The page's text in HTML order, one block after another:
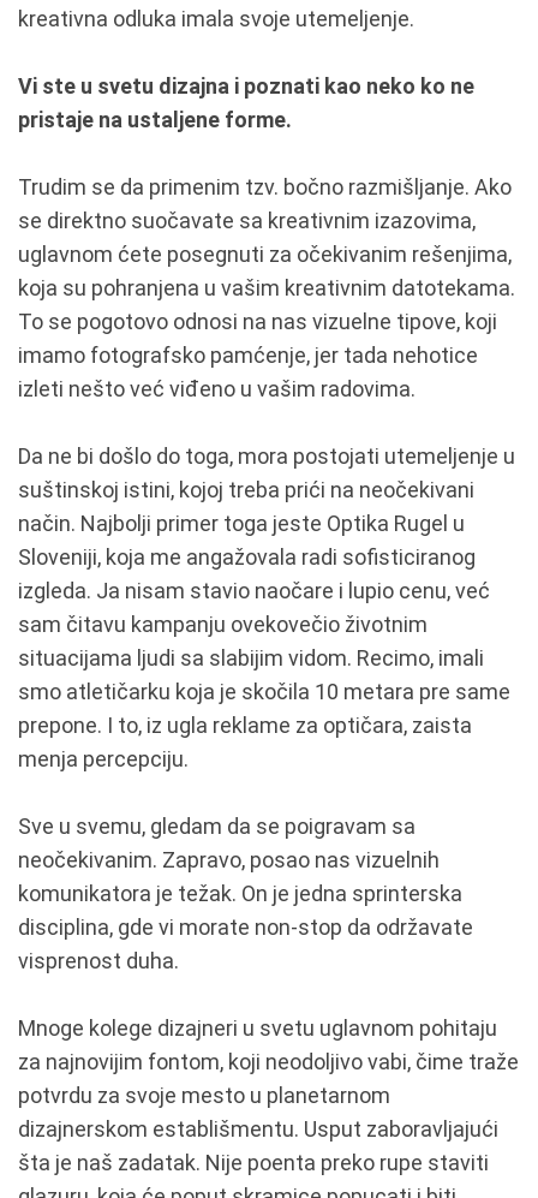
kreativna odluka imala svoje utemeljenje.
Vi ste u svetu dizajna i poznati kao neko ko ne
pristaje na ustaljene forme.
Trudim se da primenim tzv. bočno razmišljanje. Ako
se direktno suočavate sa kreativnim izazovima,
uglavnom ćete posegnuti za očekivanim rešenjima,
koja su pohranjena u vašim kreativnim datotekama.
To se pogotovo odnosi na nas vizuelne tipove, koji
imamo fotografsko pamćenje, jer tada nehotice
izleti nešto već viđeno u vašim radovima.
Da ne bi došlo do toga, mora postojati utemeljenje u
suštinskoj istini, kojoj treba prići na neočekivani
način. Najbolji primer toga jeste Optika Rugel u
Sloveniji, koja me angažovala radi sofisticiranog
izgleda. Ja nisam stavio naočare i lupio cenu, već
sam čitavu kampanju ovekovečio životnim
situacijama ljudi sa slabijim vidom. Recimo, imali
smo atletičarku koja je skočila 10 metara pre same
prepone. I to, iz ugla reklame za optičara, zaista
menja percepciju.
Sve u svemu, gledam da se poigravam sa
neočekivanim. Zapravo, posao nas vizuelnih
komunikatora je težak. On je jedna sprinterska
disciplina, gde vi morate non-stop da održavate
visprenost duha.
Mnoge kolege dizajneri u svetu uglavnom pohitaju
za najnovijim fontom, koji neodoljivo vabi, čime traže
potvrdu za svoje mesto u planetarnom
dizajnerskom establišmentu. Usput zaboravljajući
šta je naš zadatak. Nije poenta preko rupe staviti